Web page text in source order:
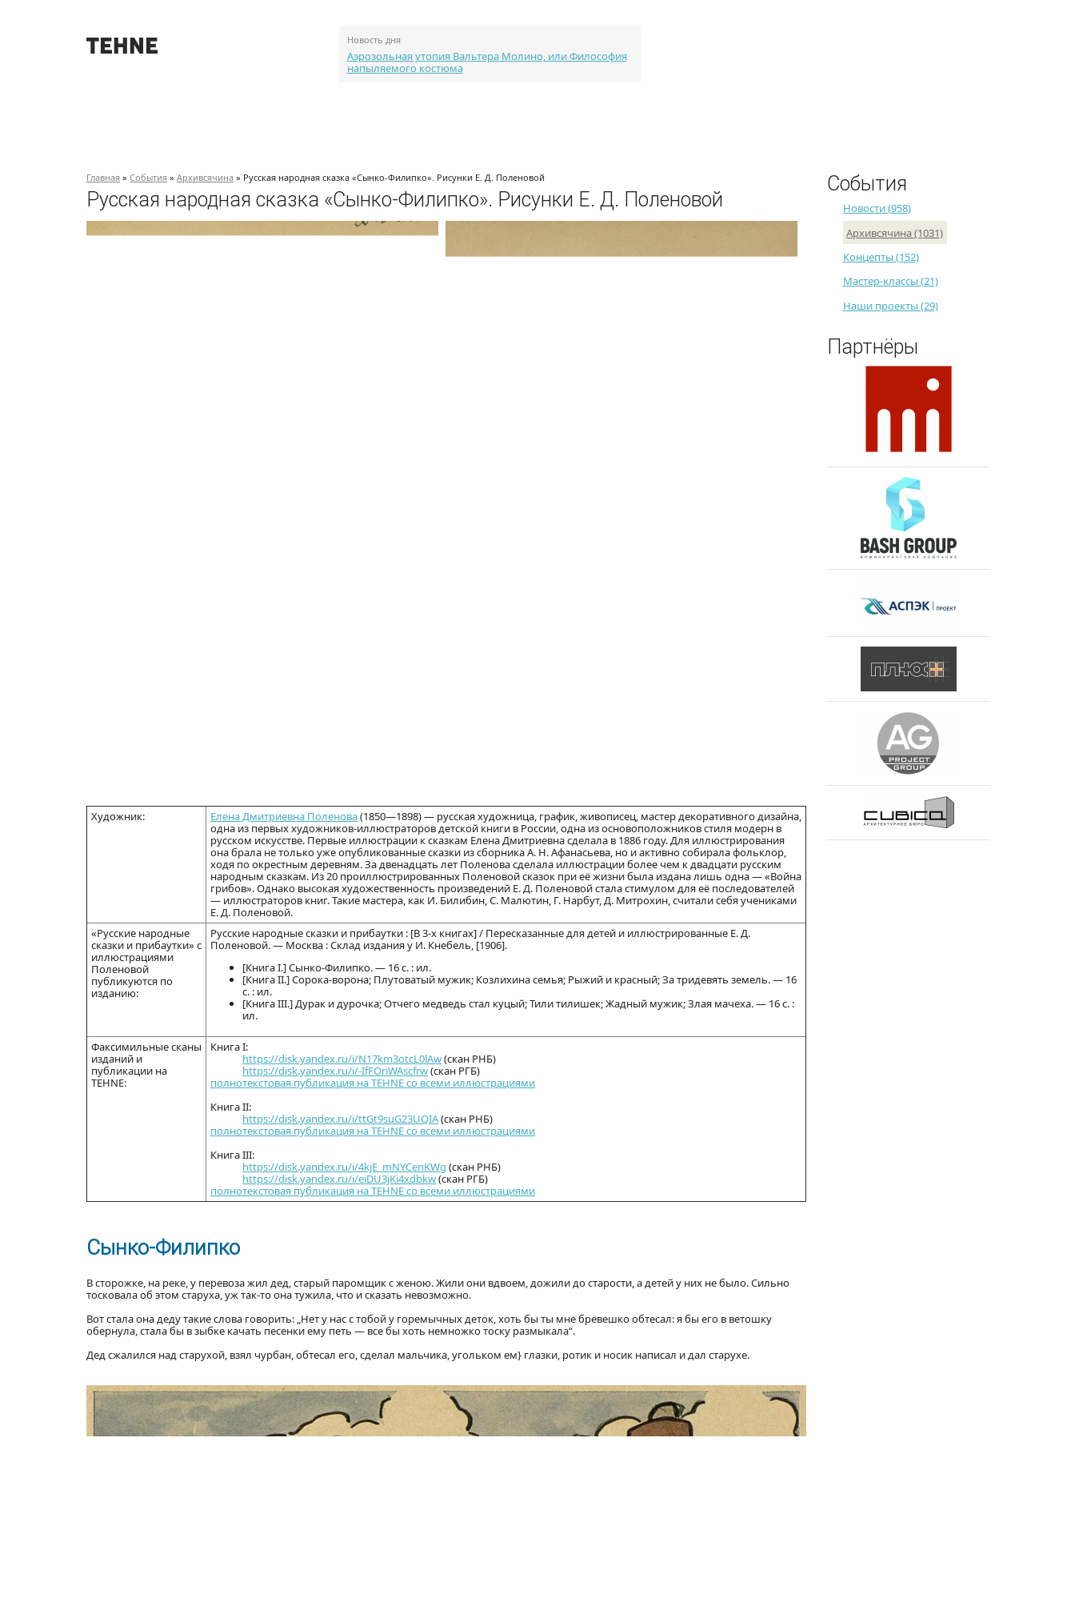
Новость дня
Аэрозольная утопия Вальтера Молино, или Философия
напыляемого костюма
Главная » События » Архивсячина » Русская народная сказка «Сынко-Филипко». Рисунки Е. Д. Поленовой
Русская народная сказка «Сынко-Филипко». Рисунки Е. Д. Поленовой
Художник: Елена Дмитриевна Поленова(1850—1898) — русская художница, график, живописец, мастер декоративного дизайна,
одна из первых художников-иллюстраторов детской книги в России, одна из основоположников стиля модерн в
русском искусстве. Первые иллюстрации к сказкам Елена Дмитриевна сделала в 1886 году. Для иллюстрирования
она брала не только уже опубликованные сказки из сборника А. Н. Афанасьева, но и активно собирала фольклор,
ходя по окрестным деревням. За двенадцать лет Поленова сделала иллюстрации более чем к двадцати русским
народным сказкам. Из 20 проиллюстрированных Поленовой сказок при её жизни была издана лишь одна — «Война
грибов». Однако высокая художественность произведений Е. Д. Поленовой стала стимулом для её последователей
— иллюстраторов книг. Такие мастера, как И. Билибин, С. Малютин, Г. Нарбут, Д. Митрохин, считали себя учениками
Е. Д. Поленовой.
«Русские народные
сказки и прибаутки» с
иллюстрациями
Поленовой
публикуются по
изданию:
Русские народные сказки и прибаутки : [В 3-х книгах] / Пересказанные для детей и иллюстрированные Е. Д.
Поленовой. — Москва : Склад издания у И. Кнебель, [1906].
[Книга I.] Сынко-Филипко. — 16 с. : ил.
[Книга II.] Сорока-ворона; Плутоватый мужик; Козлихина семья; Рыжий и красный; За тридевять земель. — 16
с. : ил.
[Книга III.] Дурак и дурочка; Отчего медведь стал куцый; Тили тилишек; Жадный мужик; Злая мачеха. — 16 с. :
ил.
Факсимильные сканы
изданий и
публикации на
TEHNE:
Книга I:
https://disk.yandex.ru/i/N17km3otcL0lAw(скан РНБ)
https://disk.yandex.ru/i/-IfFOriWAscfrw(скан РГБ)
полнотекстовая публикация на TEHNE со всеми иллюстрациями
Книга II:
https://disk.yandex.ru/i/ttGt9suG23UQIA(скан РНБ)
полнотекстовая публикация на TEHNE со всеми иллюстрациями
Книга III:
https://disk.yandex.ru/i/4kjE_mNYCenKWg (скан РНБ)
https://disk.yandex.ru/i/eiDU3jKi4xdbkw(скан РГБ)
полнотекстовая публикация на TEHNE со всеми иллюстрациями
Сынко-Филипко
В сторожке, на реке, у перевоза жил дед, старый паромщик с женою. Жили они вдвоем, дожили до старости, а детей у них не было. Сильно
тосковала об этом старуха, уж так-то она тужила, что и сказать невозможно.
Вот стала она деду такие слова говорить: „Нет у нас с тобой у горемычных деток, хоть бы ты мне бревешко обтесал: я бы его в ветошку
обернула, стала бы в зыбке качать песенки ему петь — все бы хоть немножко тоску размыкала“.
Дед сжалился над старухой, взял чурбан, обтесал его, сделал мальчика, угольком ем} глазки, ротик и носик написал и дал старухе.
События
Новости (958)
Архивсячина (1031)
Концепты (152)
Мастер-классы (21)
Наши проекты (29)
Партнёры